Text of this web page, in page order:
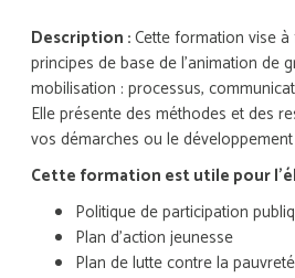
Description :Cette formation vise
principes de base de l’animation de
mobilisation : processus,
Elle présente des méthodes et des
vos démarches ou le développement
Cette formation est utile pour
Politique de participation
Plan d'action jeunesse
Plan de lutte contre la